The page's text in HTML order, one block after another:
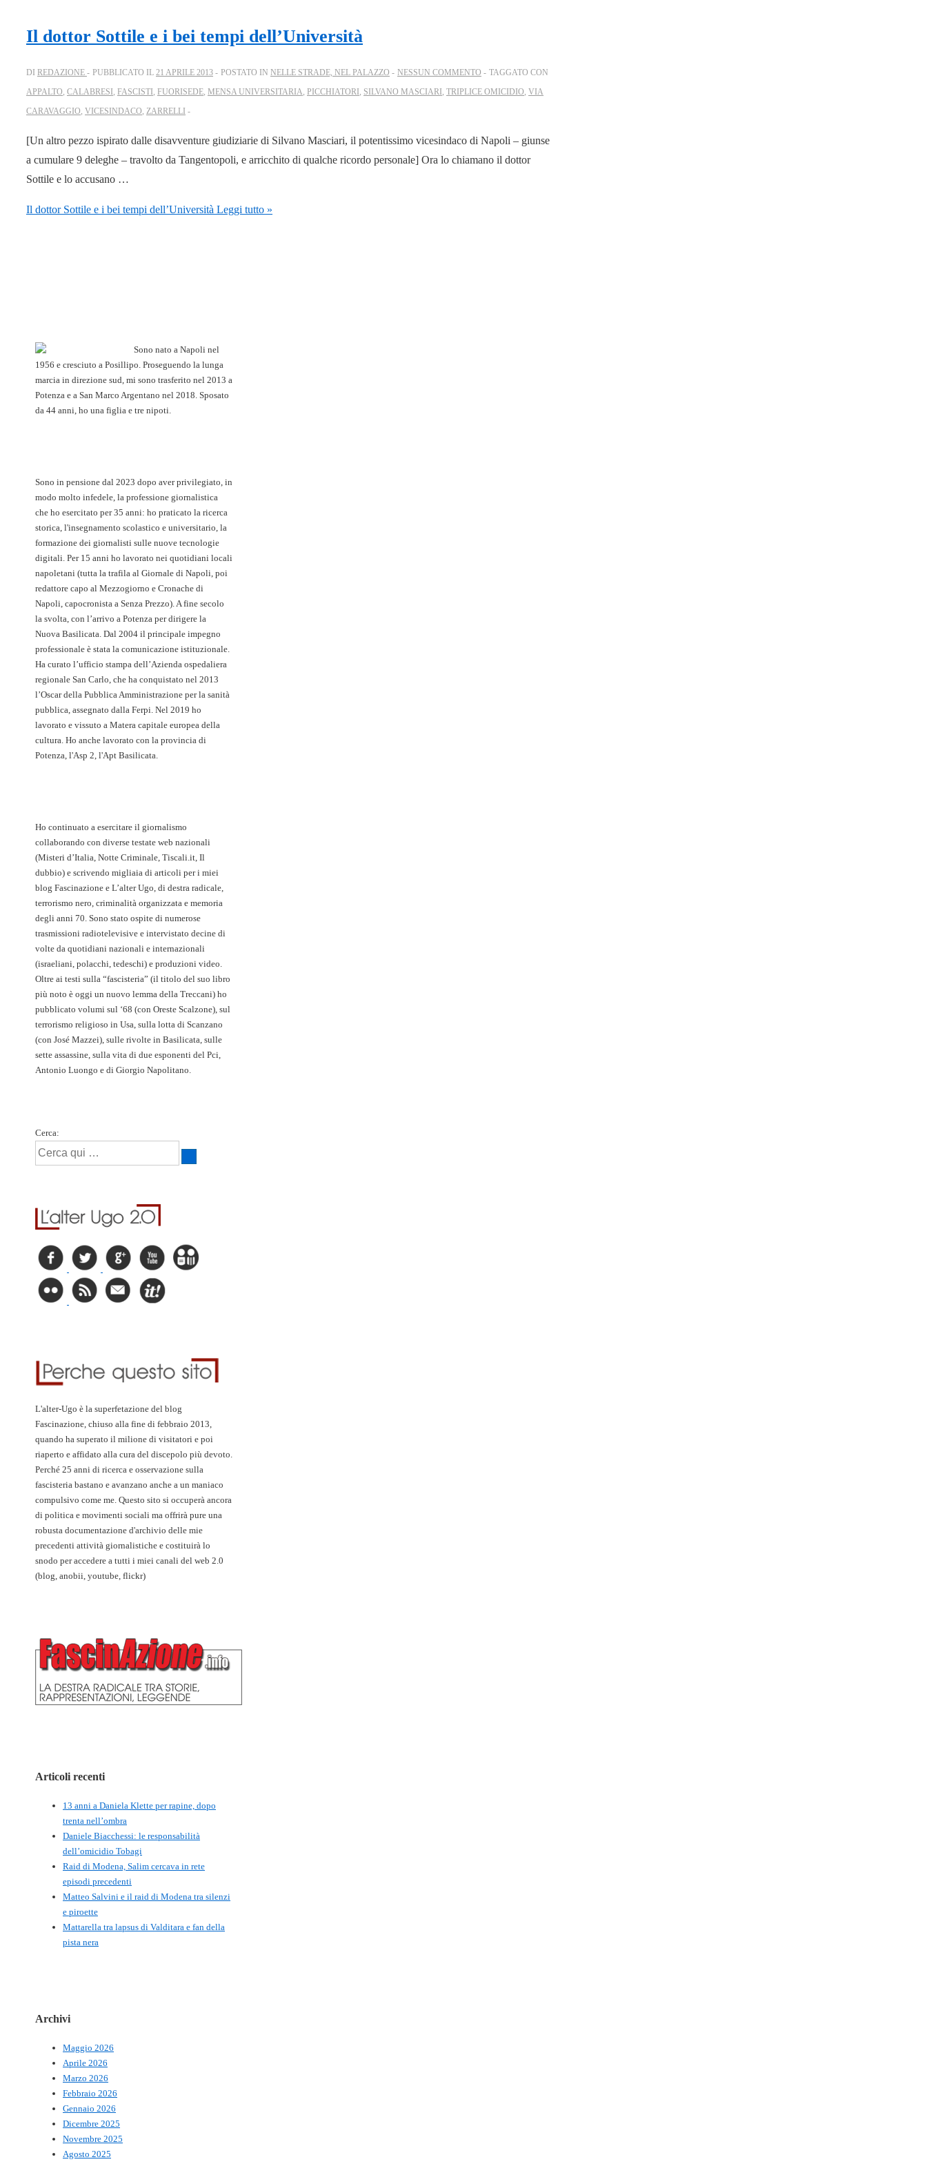
Il dottor Sottile e i bei tempi dell’Università
DI REDAZIONE PUBBLICATO IL 21 APRILE 2013 POSTATO IN NELLE STRADE, NEL PALAZZO NESSUN COMMENTO
TAGGATO CON
APPALTO, CALABRESI , FASCISTI , FUORISEDE, MENSA UNIVERSITARIA, PICCHIATORI , SILVANO MASCIARI , TRIPLICE OMICIDIO, VIA
CARAVAGGIO, VICESINDACO, ZARRELLI
[Un altro pezzo ispirato dalle disavventure giudiziarie di Silvano Masciari, il potentissimo vicesindaco di Napoli – giunse
a cumulare 9 deleghe – travolto da Tangentopoli, e arricchito di qualche ricordo personale] Ora lo chiamano il dottor
Sottile e lo accusano …
Il dottor Sottile e i bei tempi dell’Università Leggi tutto »
Sono nato a Napoli nel
1956 e cresciuto a Posillipo. Proseguendo la lunga
marcia in direzione sud, mi sono trasferito nel 2013 a
Potenza e a San Marco Argentano nel 2018. Sposato
da 44 anni, ho una figlia e tre nipoti.
Sono in pensione dal 2023 dopo aver privilegiato, in
modo molto infedele, la professione giornalistica
che ho esercitato per 35 anni: ho praticato la ricerca
storica, l'insegnamento scolastico e universitario, la
formazione dei giornalisti sulle nuove tecnologie
digitali. Per 15 anni ho lavorato nei quotidiani locali
napoletani (tutta la trafila al Giornale di Napoli, poi
redattore capo al Mezzogiorno e Cronache di
Napoli, capocronista a Senza Prezzo). A fine secolo
la svolta, con l’arrivo a Potenza per dirigere la
Nuova Basilicata. Dal 2004 il principale impegno
professionale è stata la comunicazione istituzionale.
Ha curato l’ufficio stampa dell’Azienda ospedaliera
regionale San Carlo, che ha conquistato nel 2013
l’Oscar della Pubblica Amministrazione per la sanità
pubblica, assegnato dalla Ferpi. Nel 2019 ho
lavorato e vissuto a Matera capitale europea della
cultura. Ho anche lavorato con la provincia di
Potenza, l'Asp 2, l'Apt Basilicata.
Ho continuato a esercitare il giornalismo
collaborando con diverse testate web nazionali
(Misteri d’Italia, Notte Criminale, Tiscali.it, Il
dubbio) e scrivendo migliaia di articoli per i miei
blog Fascinazione e L’alter Ugo, di destra radicale,
terrorismo nero, criminalità organizzata e memoria
degli anni 70. Sono stato ospite di numerose
trasmissioni radiotelevisive e intervistato decine di
volte da quotidiani nazionali e internazionali
(israeliani, polacchi, tedeschi) e produzioni video.
Oltre ai testi sulla “fascisteria” (il titolo del suo libro
più noto è oggi un nuovo lemma della Treccani) ho
pubblicato volumi sul ‘68 (con Oreste Scalzone), sul
terrorismo religioso in Usa, sulla lotta di Scanzano
(con José Mazzei), sulle rivolte in Basilicata, sulle
sette assassine, sulla vita di due esponenti del Pci,
Antonio Luongo e di Giorgio Napolitano.
Cerca:
L'alter-Ugo è la superfetazione del blog
Fascinazione, chiuso alla fine di febbraio 2013,
quando ha superato il milione di visitatori e poi
riaperto e affidato alla cura del discepolo più devoto.
Perché 25 anni di ricerca e osservazione sulla
fascisteria bastano e avanzano anche a un maniaco
compulsivo come me. Questo sito si occuperà ancora
di politica e movimenti sociali ma offrirà pure una
robusta documentazione d'archivio delle mie
precedenti attività giornalistiche e costituirà lo
snodo per accedere a tutti i miei canali del web 2.0
(blog, anobii, youtube, flickr)
Articoli recenti
13 anni a Daniela Klette per rapine, dopo
trenta nell’ombra
Daniele Biacchessi: le responsabilità
dell’omicidio Tobagi
Raid di Modena, Salim cercava in rete
episodi precedenti
Matteo Salvini e il raid di Modena tra silenzi
e piroette
Mattarella tra lapsus di Valditara e fan della
pista nera
Archivi
Maggio 2026
Aprile 2026
Marzo 2026
Febbraio 2026
Gennaio 2026
Dicembre 2025
Novembre 2025
Agosto 2025